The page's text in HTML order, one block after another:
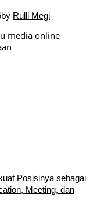
by Rulli Megi
media online
Posisinya sebagai
Meeting, dan